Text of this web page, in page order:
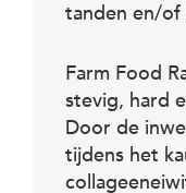
tanden en/of
Farm Food
stevig, hard
Door de
tijdens het